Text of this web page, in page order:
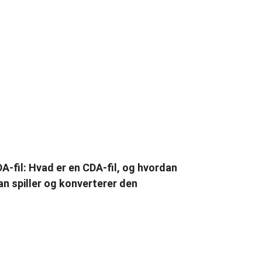
fil: Hvad er en CDA-fil, og hvordan
spiller og konverterer den